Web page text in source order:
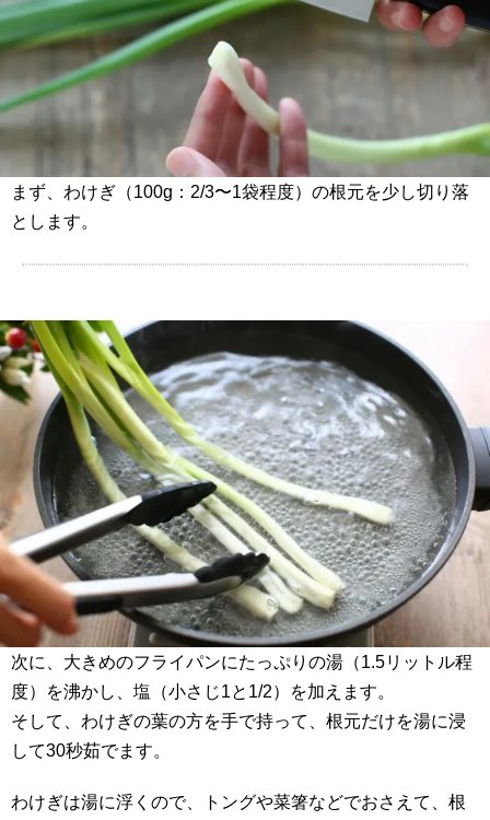
まず、わけぎ（100g：2/3〜1袋程度）の根元を少し切り落
とします。
次に、大きめのフライパンにたっぷりの湯（1.5リットル程
度）を沸かし、塩（小さじ1と1/2）を加えます。
そして、わけぎの葉の方を手で持って、根元だけを湯に浸
して30秒茹でます。
わけぎは湯に浮くので、トングや菜箸などでおさえて、根